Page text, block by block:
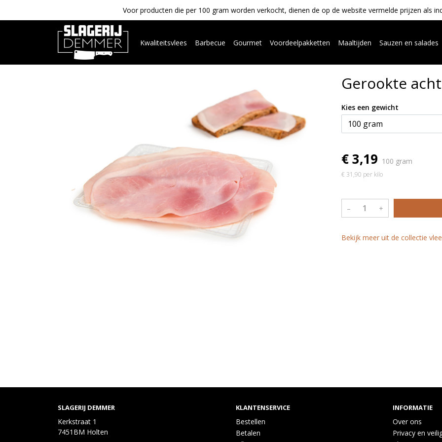
Voor producten die per 100 gram worden verkocht, dienen de op de website vermelde prijzen als
Kwaliteitsvlees Barbecue Gourmet Voordeelpakketten Maaltijden Sauzen en salades
Gerookte
Kies een gewicht
€ 3,19 100 gram
€ 31,90 per kilo
– +
Bekijk meer uit de collectie
SLAGERIJ DEMMER
Kerkstraat 1
7451BM Holten
KLANTENSERVICE
Bestellen
Betalen
INFORMATIE
Over ons
Privacy en